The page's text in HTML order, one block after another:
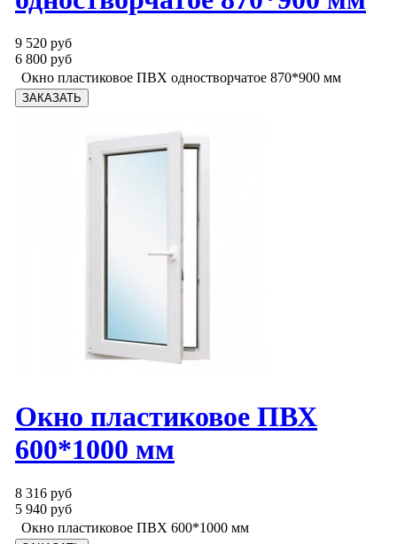
9 520 руб
6 800 руб
Окно пластиковое ПВХ одностворчатое 870*900 мм
Окно пластиковое ПВХ
600*1000 мм
8 316 руб
5 940 руб
Окно пластиковое ПВХ 600*1000 мм